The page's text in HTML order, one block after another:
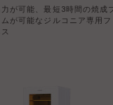
力が可能、最短3時間の焼成
ムが可能なジルコニア専用フ